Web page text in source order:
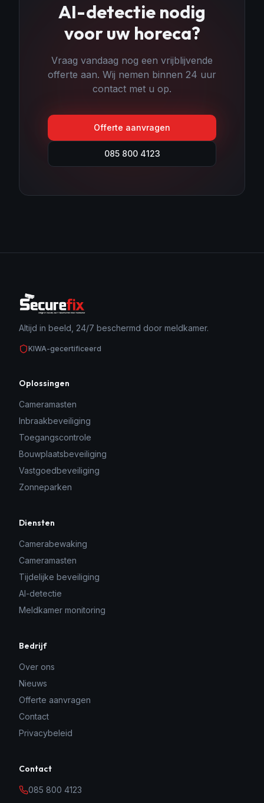
AI-detectie nodig
voor uw horeca?
Vraag vandaag nog een vrijblijvende
offerte aan. Wij nemen binnen 24 uur
contact met u op.
Offerte aanvragen
085 800 4123
Altijd in beeld, 24/7 beschermd door meldkamer.
KIWA-gecertificeerd
Oplossingen
Cameramasten
Inbraakbeveiliging
Toegangscontrole
Bouwplaatsbeveiliging
Vastgoedbeveiliging
Zonneparken
Diensten
Camerabewaking
Cameramasten
Tijdelijke beveiliging
AI-detectie
Meldkamer monitoring
Bedrijf
Over ons
Nieuws
Offerte aanvragen
Contact
Privacybeleid
Contact
085 800 4123